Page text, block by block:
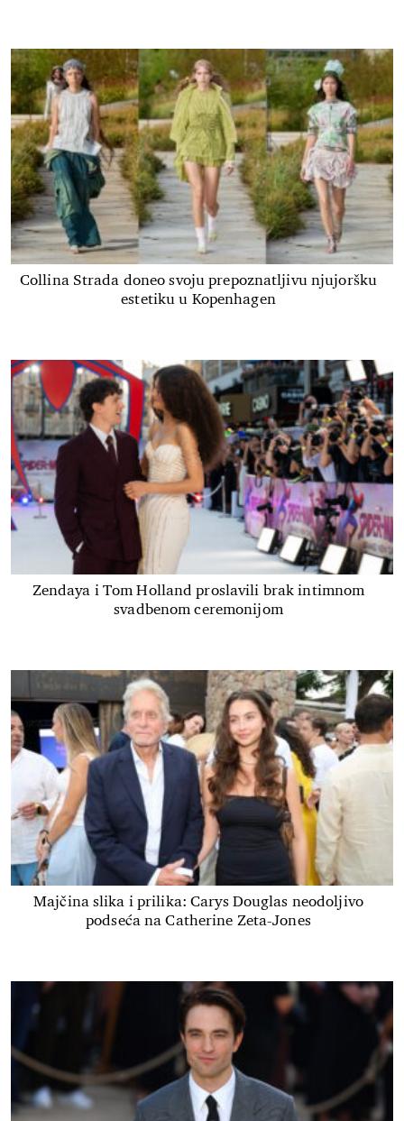
Collina Strada doneo svoju prepoznatljivu njujoršku
estetiku u Kopenhagen
Zendaya i Tom Holland proslavili brak intimnom
svadbenom ceremonijom
Majčina slika i prilika: Carys Douglas neodoljivo
podseća na Catherine Zeta-Jones